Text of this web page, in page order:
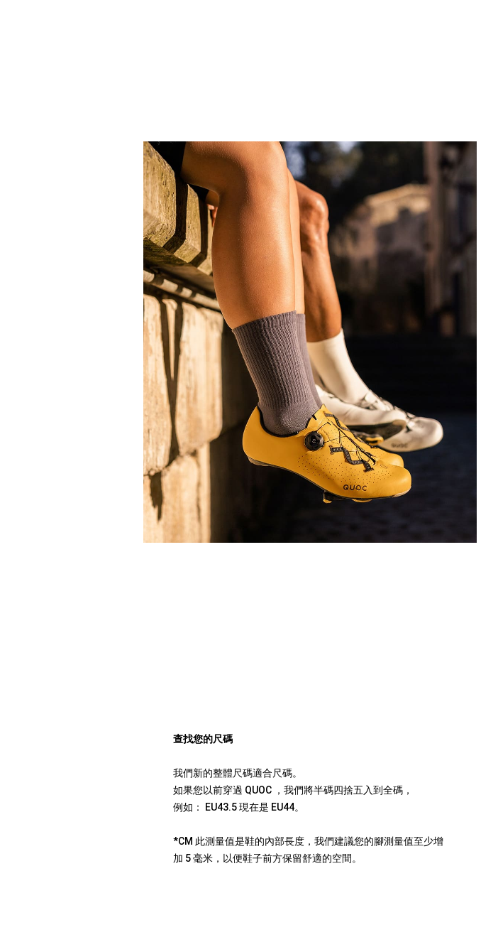
查找您的尺碼
我們新的整體尺碼適合尺碼。
如果您以前穿過 QUOC ，我們將半碼四捨五入到全碼，
例如： EU43.5 現在是 EU44。
*CM 此測量值是鞋的內部長度，我們建議您的腳測量值至少增
加 5 毫米，以便鞋子前方保留舒適的空間。